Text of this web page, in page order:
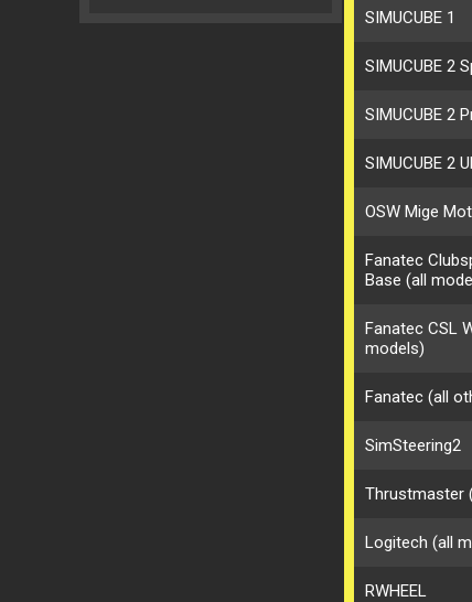
SIMUCUBE 1
SIMUCUBE 2
SIMUCUBE 2
SIMUCUBE 2
OSW Mige
Fanatec
Base (all
Fanatec CSL
models)
Fanatec (all
SimSteering2
Thrustmaster
Logitech (all
RWHEEL